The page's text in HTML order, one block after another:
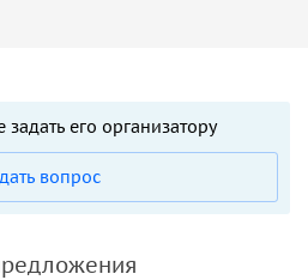
его организатору
вопрос